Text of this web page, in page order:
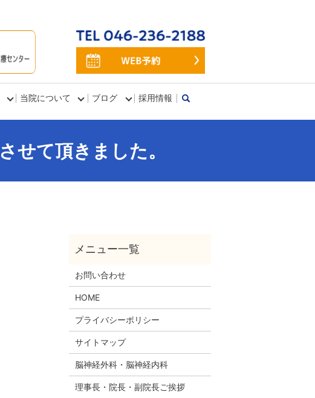
当院について ブログ 採用情報
せて頂きました。
お問い合わせ
HOME
プライバシーポリシー
サイトマップ
脳神経外科・脳神経内科
理事長・院長・副院長ご挨拶